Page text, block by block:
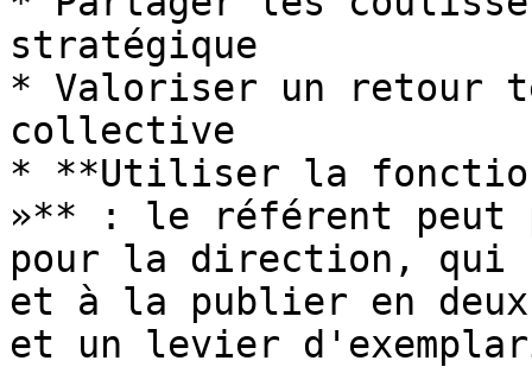
stratégique
* Valoriser un retour
collective
* **Utiliser la
»** : le référent peut
pour la direction,
et à la publier en
et un levier